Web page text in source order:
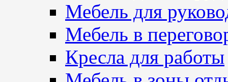
Мебель для
Мебель в
Кресла для работы